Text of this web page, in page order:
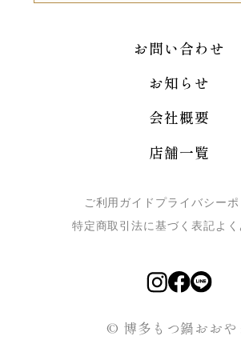
お問い合わせ
お知らせ
会社概要
店舗一覧
ご利用ガイド プライバシーポ
特定商取引法に基づく表記よ
© 博多もつ鍋おおや